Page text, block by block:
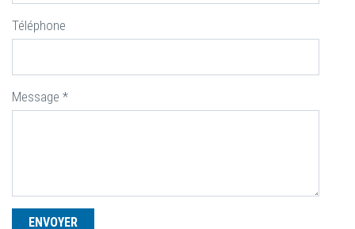
Téléphone
Message *